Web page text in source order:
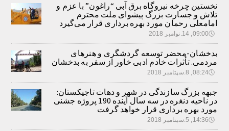
نخستین چرخه نیروگاه برق آبی “راغون” با عزم و
تلاش و جسارت بزرگ پیشوای ملت محترم
امامعلی رحمان مورد بهره برداری قرار می‌گیرد
🕔09:00, 14.نوامبر 2018
بدخشان-محضر توسعه گردشگری و هنرهای
مردمی. تأثرات خادم ادبی خاور از سفر به بدخشان
🕔08:24, 8.سپتامبر 2018
جبهه بزرگ سازندگی در شهر و دهات تاجیکستان:
در ناحیه دنغره در سه سال آینده 190 پروژه جشنی
مورد بهره برداری قرار خواهد گرفت
🕔14:36, 5.سپتامبر 2018